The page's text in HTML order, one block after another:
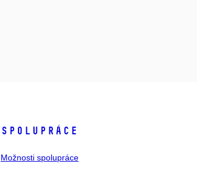
SPOLUPRÁCE
Možnosti spolupráce